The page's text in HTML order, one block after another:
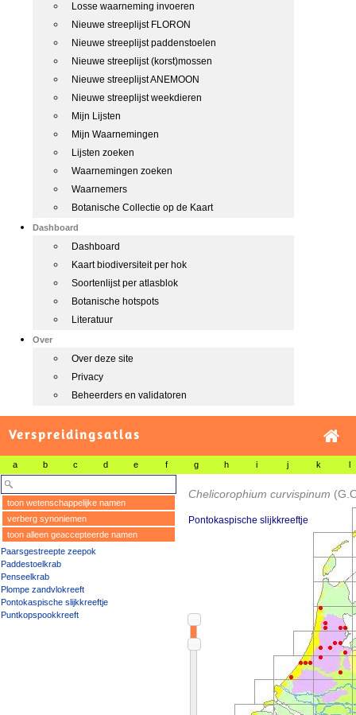
Losse waarneming invoeren
Nieuwe streeplijst FLORON
Nieuwe streeplijst paddenstoelen
Nieuwe streeplijst (korst)mossen
Nieuwe streeplijst ANEMOON
Nieuwe streeplijst weekdieren
Mijn Lijsten
Mijn Waarnemingen
Lijsten zoeken
Waarnemingen zoeken
Waarnemers
Botanische Collectie op de Kaart
Dashboard
Dashboard
Kaart biodiversiteit per hok
Soortenlijst per atlasblok
Botanische hotspots
Literatuur
Over
Over deze site
Privacy
Beheerders en validatoren
Verspreidingsatlas
a b c d e f g h i j k l
toon wetenschappelijke namen
verberg synoniemen
toon alleen geaccepteerde namen
Paarsgestreepte zeepok
Paddestoelkrab
Penseelkrab
Plompe zandvlokreeft
Pontokaspische slijkkreeftje
Puntkopspookkreeft
Chelicorophium curvispinum
Pontokaspische slijkkreeftje